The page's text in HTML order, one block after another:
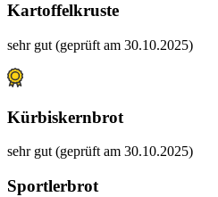
Kartoffelkruste
sehr gut (geprüft am 30.10.2025)
Kürbiskernbrot
sehr gut (geprüft am 30.10.2025)
Sportlerbrot